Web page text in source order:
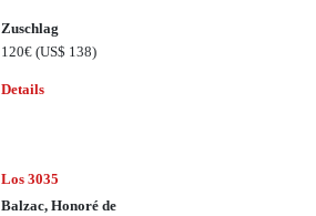
Zuschlag
120€(US$ 138)
Details
Los 3035
Balzac, Honoré de